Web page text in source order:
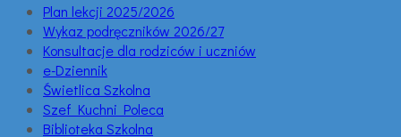
Plan lekcji 2025/2026
Wykaz podręczników 2026/27
Konsultacje dla rodziców i uczniów
e-Dziennik
Świetlica Szkolna
Szef Kuchni Poleca
Biblioteka Szkolna